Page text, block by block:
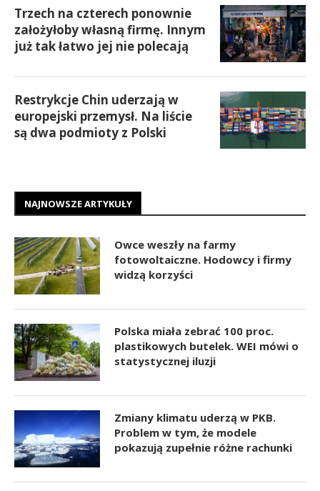
Trzech na czterech ponownie
założyłoby własną firmę. Innym
już tak łatwo jej nie polecają
Restrykcje Chin uderzają w
europejski przemysł. Na liście
są dwa podmioty z Polski
NAJNOWSZE ARTYKUŁY
Owce weszły na farmy
fotowoltaiczne. Hodowcy i firmy
widzą korzyści
Polska miała zebrać 100 proc.
plastikowych butelek. WEI mówi o
statystycznej iluzji
Zmiany klimatu uderzą w PKB.
Problem w tym, że modele
pokazują zupełnie różne rachunki